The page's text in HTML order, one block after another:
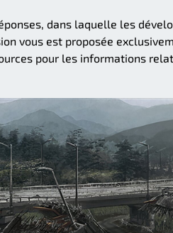
dans laquelle les
vous est proposée
pour les informations